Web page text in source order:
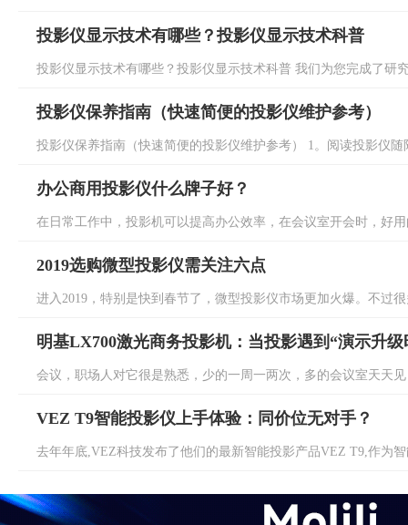
投影仪显示技术有哪些？投影仪显示技术科普
投影仪显示技术有哪些？投影仪显示技术科普 我们为您完成了研
投影仪保养指南（快速简便的投影仪维护参考）
投影仪保养指南（快速简便的投影仪维护参考） 1。阅读投影仪
办公商用投影仪什么牌子好？
在日常工作中，投影机可以提高办公效率，在会议室开会时，好
2019选购微型投影仪需关注六点
进入2019，特别是快到春节了，微型投影仪市场更加火爆。不过
明基LX700激光商务投影机：当投影遇到“演示升级
会议，职场人对它很是熟悉，少的一周一两次，多的会议室天天
VEZ T9智能投影仪上手体验：同价位无对手？
去年年底,VEZ科技发布了他们的最新智能投影产品VEZ T9,作为